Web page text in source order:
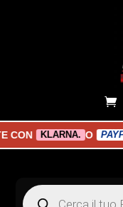
KLARNA. O PAYPAL
Products
search